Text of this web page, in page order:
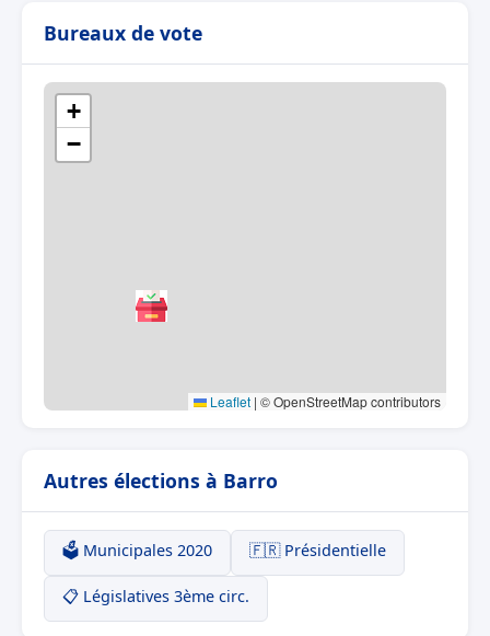
Bureaux de vote
+
−
Leaflet | © OpenStreetMap contributors
Autres élections à Barro
🗳️ Municipales 2020 🇫🇷 Présidentielle
📋 Législatives 3ème circ.